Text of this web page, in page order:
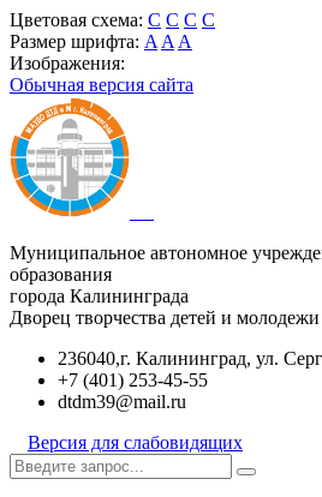
Цветовая схема: C C C C
Размер шрифта: A A A
Изображения:
Обычная версия сайта
Муниципальное автономное
образования
города Калининграда
Дворец творчества детей и молодежи
236040,г. Калининград, ул.
+7 (401) 253-45-55
dtdm39@mail.ru
Версия для слабовидящих